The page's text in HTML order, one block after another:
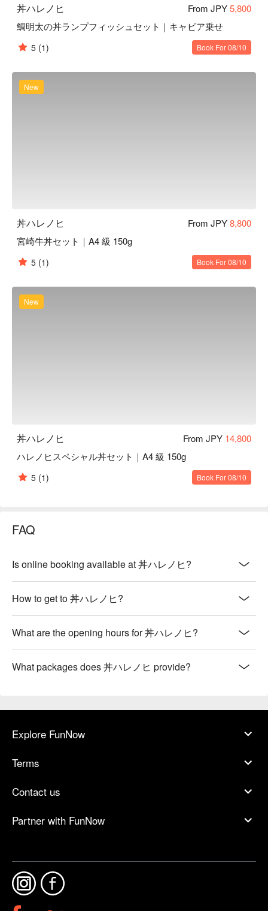
丼ハレノヒ From JPY5,800
鯛明太の丼ランプフィッシュセット｜キャビア乗せ
5 (1) Book For 08/10
New
丼ハレノヒ From JPY8,800
宮崎牛丼セット｜A4 級 150g
5 (1) Book For 08/10
New
丼ハレノヒ From JPY 14,800
ハレノヒスペシャル丼セット｜A4 級 150g
5 (1) Book For 08/10
FAQ
Is online booking available at 丼ハレノヒ?
How to get to 丼ハレノヒ?
What are the opening hours for 丼ハレノヒ?
What packages does 丼ハレノヒ provide?
Explore FunNow
Terms
Contact us
Partner with FunNow